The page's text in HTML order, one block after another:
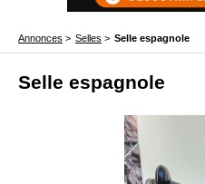
Annonces > Selles > Selle espagnole
Selle espagnole